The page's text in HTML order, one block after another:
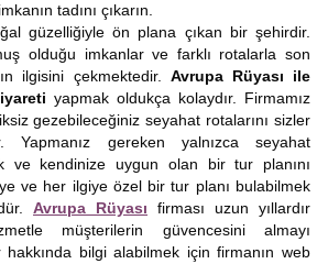
tadını çıkarın.
güzelliğiyle ön plana çıkan bir şehirdir.
olduğu imkanlar ve farklı rotalarla son
ilgisini çekmektedir. Avrupa Rüyası ile
yapmak oldukça kolaydır. Firmamız
gezebileceğiniz seyahat rotalarını sizler
Yapmanız gereken yalnızca seyahat
ve kendinize uygun olan bir tur planını
ve her ilgiye özel bir tur planı bulabilmek
Avrupa Rüyası firması uzun yıllardır
müşterilerin güvencesini almayı
hakkında bilgi alabilmek için firmanın web